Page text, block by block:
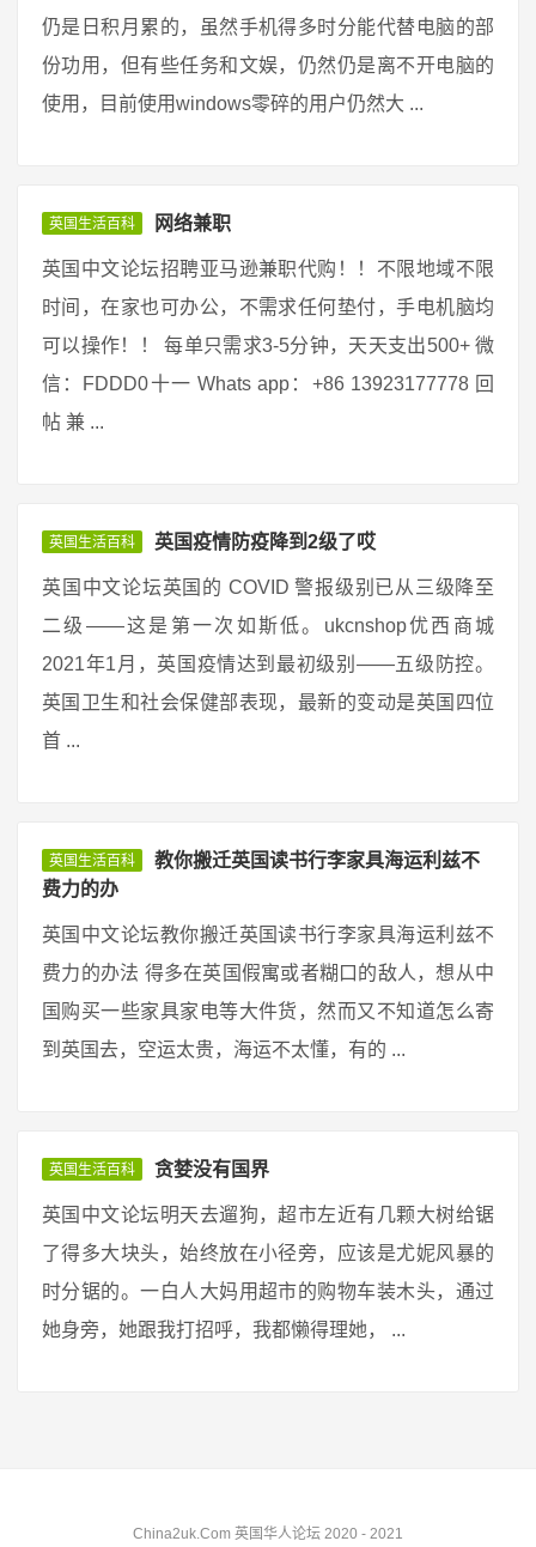
仍是日积月累的，虽然手机得多时分能代替电脑的部
份功用，但有些任务和文娱，仍然仍是离不开电脑的
使用，目前使用windows零碎的用户仍然大 ...
英国生活百科 网络兼职
英国中文论坛招聘亚马逊兼职代购！！不限地域不限
时间，在家也可办公，不需求任何垫付，手电机脑均
可以操作！！ 每单只需求3-5分钟，天天支出500+ 微
信：FDDD0十一 Whats app：+86 13923177778 回
帖 兼 ...
英国生活百科 英国疫情防疫降到2级了哎
英国中文论坛英国的 COVID 警报级别已从三级降至
二级——这是第一次如斯低。ukcnshop优西商城
2021年1月，英国疫情达到最初级别——五级防控。
英国卫生和社会保健部表现，最新的变动是英国四位
首 ...
英国生活百科
教你搬迁英国读书行李家具海运利兹不
费力的办
英国中文论坛教你搬迁英国读书行李家具海运利兹不
费力的办法 得多在英国假寓或者糊口的敌人，想从中
国购买一些家具家电等大件货，然而又不知道怎么寄
到英国去，空运太贵，海运不太懂，有的 ...
英国生活百科 贪婪没有国界
英国中文论坛明天去遛狗，超市左近有几颗大树给锯
了得多大块头，始终放在小径旁，应该是尤妮风暴的
时分锯的。一白人大妈用超市的购物车装木头，通过
她身旁，她跟我打招呼，我都懒得理她， ...
China2uk.Com 英国华人论坛 2020 - 2021